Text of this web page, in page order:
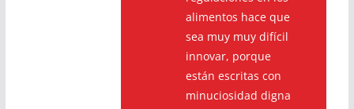
alimentos hace que
sea muy muy difícil
innovar, porque
están escritas con
minuciosidad digna